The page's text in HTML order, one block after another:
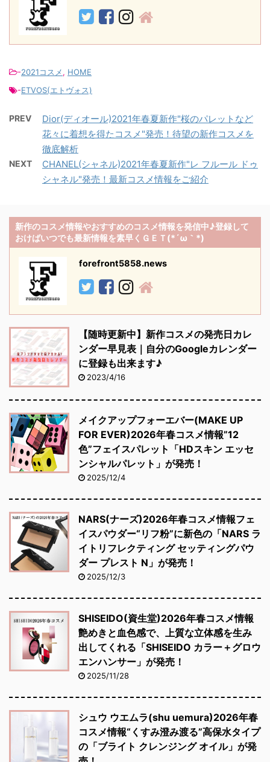
-2021コスメ, HOME
-ETVOS(エトヴォス)
PREV
Dior(ディオール)2021年春夏新作"桜のパレットなど
花々に着想を得たコスメ"発売！待望の新作コスメを
徹底解析
NEXT
CHANEL(シャネル)2021年春夏新作"レ フルール ドゥ
シャネル"発売！最新コスメ情報をご紹介
新作のコスメ情報やおすすめのコスメ情報を発信中♪登録して
おけばいつでも最新情報を素早くＧＥＴ(*´ω｀*)
forefront5858.news
【随時更新中】新作コスメの発売日カレ
ンダー早見表｜自分のGoogleカレンダー
に登録も出来ます♪
2023/4/16
メイクアップフォーエバー(MAKE UP
FOR EVER)2026年春コスメ情報”12
色”フェイスパレット「HDスキン エッセ
ンシャルパレット」が発売！
2025/12/4
NARS(ナーズ)2026年春コスメ情報フェ
イスパウダー“リフ粉”に新色の「NARS ラ
イトリフレクティング セッティングパウ
ダー プレスト N」が発売！
2025/12/3
SHISEIDO(資生堂)2026年春コスメ情報
艶めきと血色感で、上質な立体感を生み
出してくれる「SHISEIDO カラー＋グロウ
エンハンサー」が発売！
2025/11/28
シュウ ウエムラ(shu uemura)2026年春
コスメ情報“くすみ澄み渡る”高保水タイプ
の「ブライト クレンジング オイル」が発